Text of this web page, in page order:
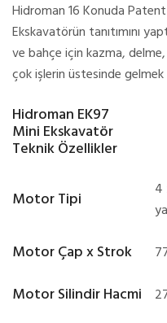
Hidroman 16 Konuda
Ekskavatörün tanıtımını
ve bahçe için kazma,
çok işlerin üstesinde gelmek
Hidroman EK97
Mini Ekskavatör
Teknik Özellikler
Motor Tipi
4
Motor Çap x Strok
Motor Silindir Hacmi